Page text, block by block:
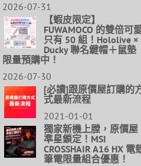
2026-07-31
【蝦皮限定】
FUWAMOCO 的雙倍可
只有 50 組！Hololive ×
Ducky 聯名鍵帽＋鼠墊
限量預購中！
2026-07-30
[必讀]跟原價屋訂購的
式最新流程
2021-01-01
獨家新機上膛，原價屋
準星鎖定！MSI
CROSSHAIR A16 HX 電
筆電限量組合優惠！